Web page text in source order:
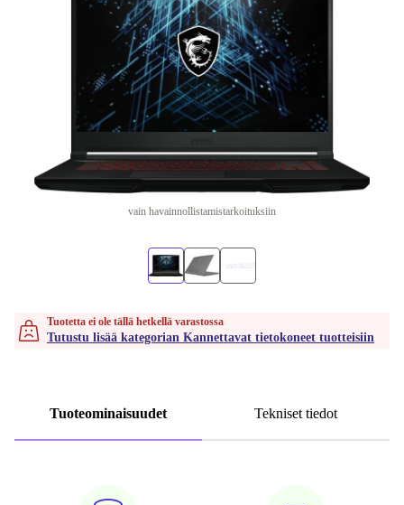
vain havainnollistamistarkoituksiin
Tuotetta ei ole tällä hetkellä varastossa
Tutustu lisää kategorian Kannettavat tietokoneet tuotteisiin
Tuoteominaisuudet Tekniset tiedot